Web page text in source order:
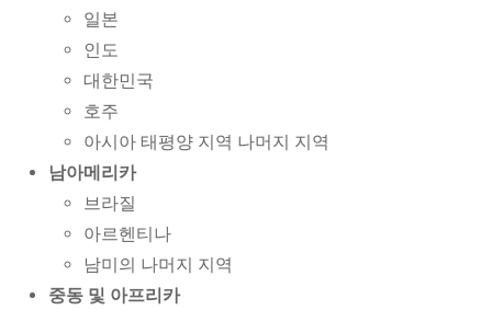
일본
인도
대한민국
호주
아시아 태평양 지역 나머지 지역
남아메리카
브라질
아르헨티나
남미의 나머지 지역
중동 및 아프리카